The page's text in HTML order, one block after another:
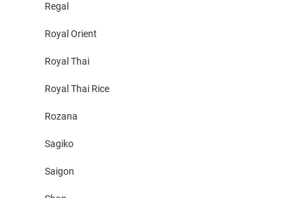
Regal
Royal Orient
Royal Thai
Royal Thai Rice
Rozana
Sagiko
Saigon